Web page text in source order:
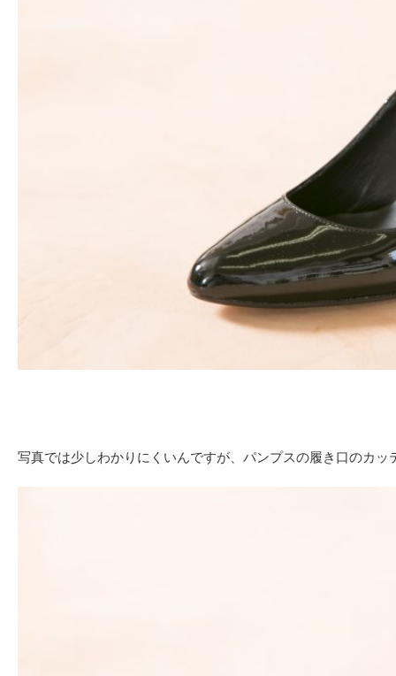
写真では少しわかりにくいんですが、パンプスの履き口のカ